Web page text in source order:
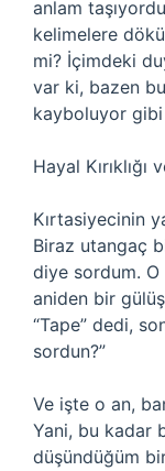
anlam
kelimelere
mi? İçimdeki
var ki, bazen
kayboluyor
Hayal Kırıklığı
Kırtasiyecinin
Biraz utangaç
diye sordum. O
aniden bir
“Tape” dedi,
sordun?”
Ve işte o an,
Yani, bu kadar
düşündüğüm